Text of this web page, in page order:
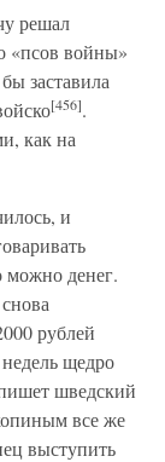
решал
«псов войны»
заставила
[456].
как на
и
можно денег.
рублей
щедро
шведский
все же
выступить